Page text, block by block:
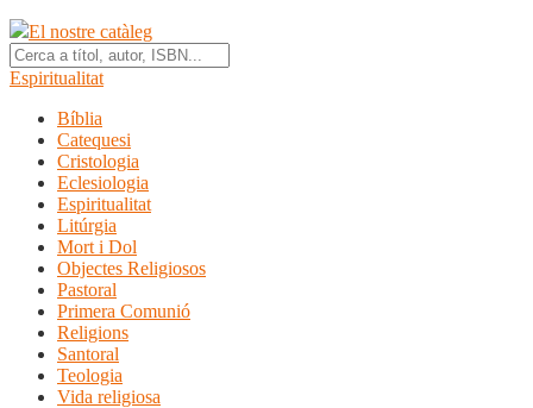
El nostre catàleg
Espiritualitat
Bíblia
Catequesi
Cristologia
Eclesiologia
Espiritualitat
Litúrgia
Mort i Dol
Objectes Religiosos
Pastoral
Primera Comunió
Religions
Santoral
Teologia
Vida religiosa